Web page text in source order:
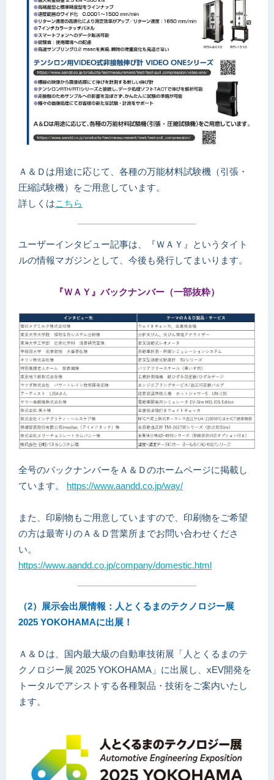
Ａ＆Ｄは用途に応じて、各種の万能材料試験機（引張・
圧縮試験機）をご用意しています。
詳しくはこちら
ユーザーインタビュー記事は、『ＷＡＹ』というタイト
ルの情報マガジンとして、今後も発行してまいります。
『ＷＡＹ』バックナンバー（一部抜粋）
全号のバックナンバーをＡ＆Ｄのホームページに掲載し
ています。 https://www.aandd.co.jp/way/
また、印刷物もご用意していますので、印刷物をご希望
の方は最寄りのＡ＆Ｄ営業所までお問い合わせくださ
い。
https://www.aandd.co.jp/company/domestic.html
（2）展示会出展情報：人とくるまのテクノロジー展
2025 YOKOHAMAに出展！
Ａ＆Ｄは、国内最大級の自動車技術展「人とくるまのテ
クノロジー展 2025 YOKOHAMA」に出展し、xEV開発を
トータルでアシストする各種製品・技術をご案内いたし
ます。